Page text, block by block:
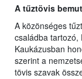
A tűztövis
A közönséges
családba tartozó,
Kaukázusban
szerint a
tövis szavak